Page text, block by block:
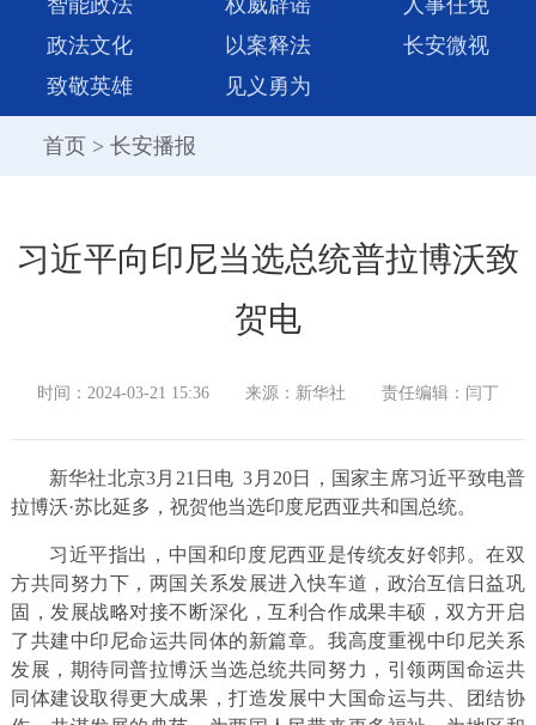
智能政法
权威辟谣
人事任免
政法文化
以案释法
长安微视
致敬英雄
见义勇为
首页 > 长安播报
习近平向印尼当选总统普拉博沃致
贺电
时间：2024-03-21 15:36 来源：新华社 责任编辑：闫丁
新华社北京3月21日电 3月20日，国家主席习近平致电普
拉博沃·苏比延多，祝贺他当选印度尼西亚共和国总统。
习近平指出，中国和印度尼西亚是传统友好邻邦。在双
方共同努力下，两国关系发展进入快车道，政治互信日益巩
固，发展战略对接不断深化，互利合作成果丰硕，双方开启
了共建中印尼命运共同体的新篇章。我高度重视中印尼关系
发展，期待同普拉博沃当选总统共同努力，引领两国命运共
同体建设取得更大成果，打造发展中大国命运与共、团结协